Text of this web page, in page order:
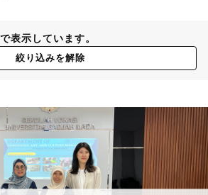
表示しています。
絞り込みを解除